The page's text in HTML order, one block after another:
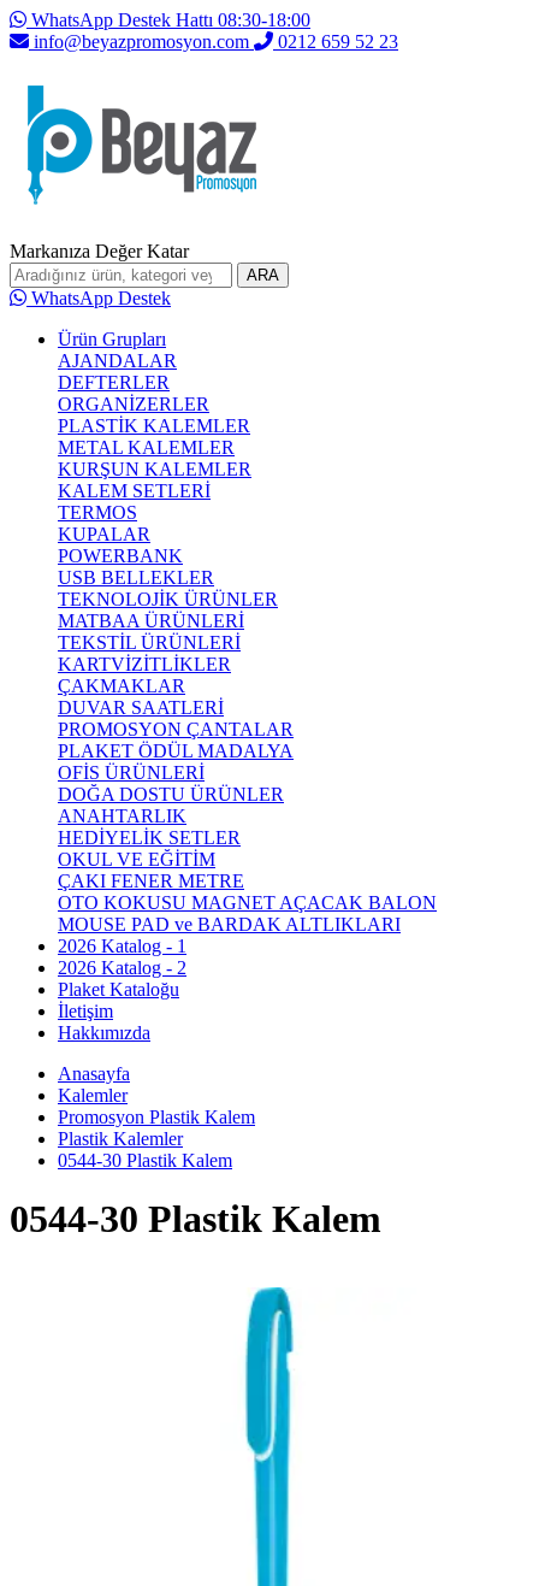
WhatsApp Destek Hattı 08:30-18:00
info@beyazpromosyon.com
0212 659 52 23
Markanıza Değer Katar
ARA
WhatsApp Destek
Ürün Grupları
AJANDALAR
DEFTERLER
ORGANİZERLER
PLASTİK KALEMLER
METAL KALEMLER
KURŞUN KALEMLER
KALEM SETLERİ
TERMOS
KUPALAR
POWERBANK
USB BELLEKLER
TEKNOLOJİK ÜRÜNLER
MATBAA ÜRÜNLERİ
TEKSTİL ÜRÜNLERİ
KARTVİZİTLİKLER
ÇAKMAKLAR
DUVAR SAATLERİ
PROMOSYON ÇANTALAR
PLAKET ÖDÜL MADALYA
OFİS ÜRÜNLERİ
DOĞA DOSTU ÜRÜNLER
ANAHTARLIK
HEDİYELİK SETLER
OKUL VE EĞİTİM
ÇAKI FENER METRE
OTO KOKUSU MAGNET AÇACAK BALON
MOUSE PAD ve BARDAK ALTLIKLARI
2026 Katalog - 1
2026 Katalog - 2
Plaket Kataloğu
İletişim
Hakkımızda
Anasayfa
Kalemler
Promosyon Plastik Kalem
Plastik Kalemler
0544-30 Plastik Kalem
0544-30 Plastik Kalem